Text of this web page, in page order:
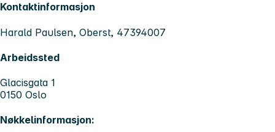
Kontaktinformasjon
Harald Paulsen, Oberst, 47394007
Arbeidssted
Glacisgata 1
0150 Oslo
Nøkkelinformasjon: